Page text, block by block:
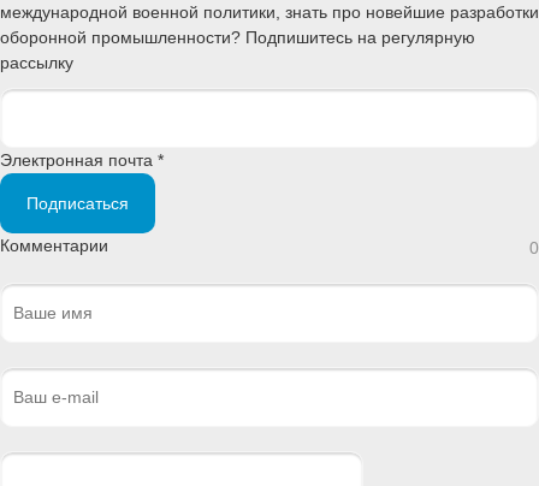
международной военной политики, знать про новейшие разработки
оборонной промышленности? Подпишитесь на регулярную
рассылку
Электронная почта *
Подписаться
Комментарии 0